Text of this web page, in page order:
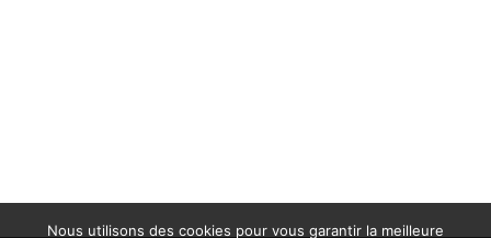
Nous utilisons des cookies pour vous garantir la meilleure